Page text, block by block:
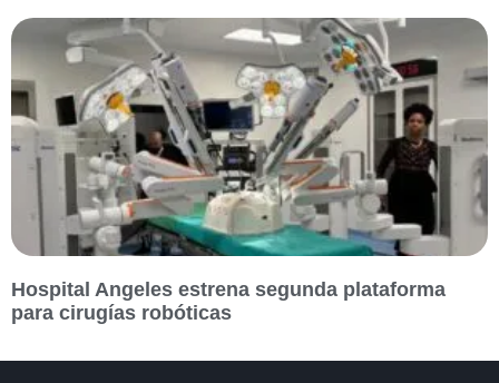
Hospital Angeles estrena segunda plataforma
para cirugías robóticas